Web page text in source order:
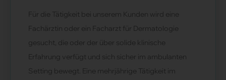
Für die Tätigkeit bei unserem Kunden wird eine
Fachärztin oder ein Facharzt für Dermatologie
gesucht, die oder der über solide klinische
Erfahrung verfügt und sich sicher im ambulanten
Setting bewegt. Eine mehrjährige Tätigkeit im